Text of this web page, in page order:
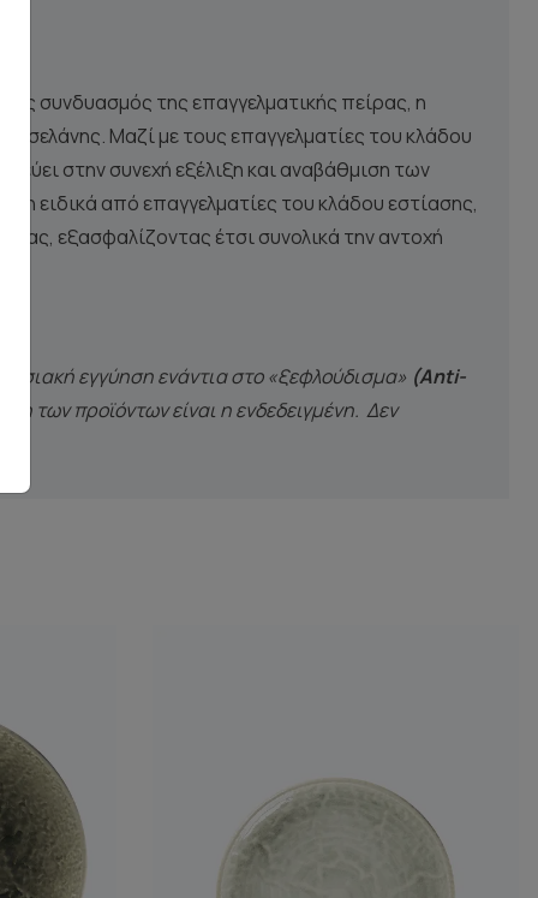
συνδυασμός της επαγγελματικής πείρας, η
Μαζί με τους επαγγελματίες του κλάδου
στην συνεχή εξέλιξη και αναβάθμιση των
ειδικά από επαγγελματίες του κλάδου εστίασης,
εξασφαλίζοντας έτσι συνολικά την αντοχή
εγγύηση ενάντια στο «ξεφλούδισμα» (Anti-
των προϊόντων είναι η ενδεδειγμένη. Δεν